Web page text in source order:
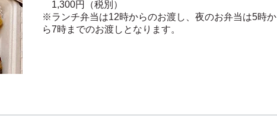
1,300円（税別）
​※ランチ弁当は12時からのお渡し、夜のお弁当は5時か
ら7時までのお渡しとなります。